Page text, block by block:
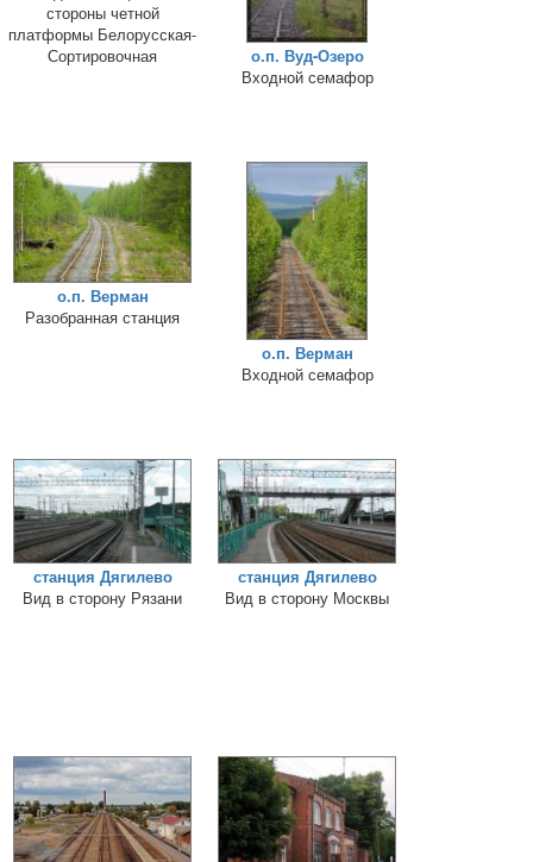
стороны четной
платформы Белорусская-
Сортировочная
о.п. Вуд-Озеро
Входной семафор
о.п. Верман
Разобранная станция
о.п. Верман
Входной семафор
станция Дягилево
Вид в сторону Рязани
станция Дягилево
Вид в сторону Москвы